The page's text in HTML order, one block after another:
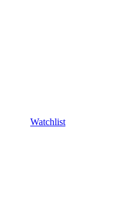
Watchlist